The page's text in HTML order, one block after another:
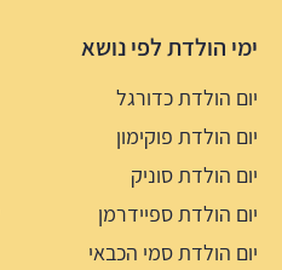
ימי הולדת לפי נושא
יום הולדת כדורגל
יום הולדת פוקימון
יום הולדת סוניק
יום הולדת ספיידרמן
יום הולדת סמי הכבאי